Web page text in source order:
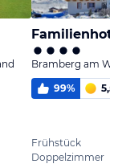
Bramberg am
99% 5,5
Frühstück
Doppelzimmer